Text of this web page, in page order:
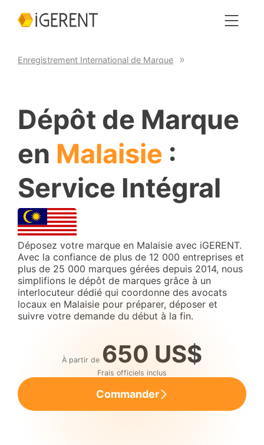
Enregistrement International de Marque
Dépôt de Marque
en Malaisie :
Service Intégral
Déposez votre marque en Malaisie avec iGERENT.
Avec la confiance de plus de 12 000 entreprises et
plus de 25 000 marques gérées depuis 2014, nous
simplifions le dépôt de marques grâce à un
interlocuteur dédié qui coordonne des avocats
locaux en Malaisie pour préparer, déposer et
suivre votre demande du début à la fin.
À partir de 650 US$
Frais officiels inclus
Commander